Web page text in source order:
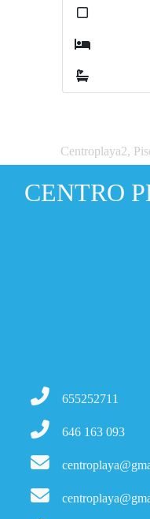
Centroplaya2,
CENTRO
655252711
646 163 093